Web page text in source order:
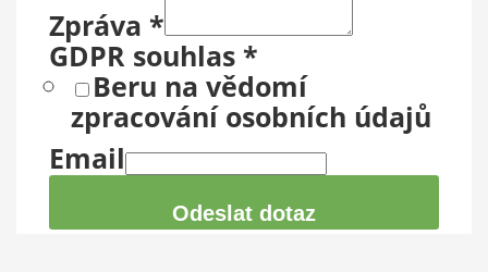
Zpráva *
GDPR souhlas *
Beru na vědomí
zpracování osobních údajů
Email
Odeslat dotaz